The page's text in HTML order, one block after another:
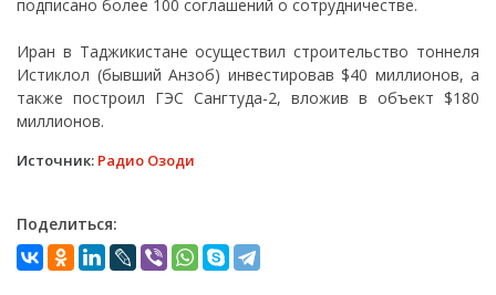
подписано более 100 соглашений о сотрудничестве.
Иран в Таджикистане осуществил строительство тоннеля
Истиклол (бывший Анзоб) инвестировав $40 миллионов, а
также построил ГЭС Сангтуда-2, вложив в объект $180
миллионов.
Источник: Радио Озоди
Поделиться: